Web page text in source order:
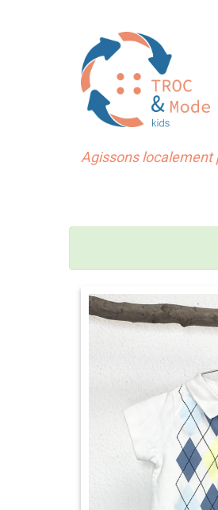
Agissons localement